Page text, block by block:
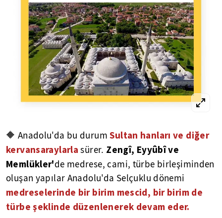
🔶 Anadolu'da bu durumSultan hanları ve diğer
kervansaraylarla sürer. Zengî, Eyyûbî ve
Memlükler'de medrese, cami, türbe birleşiminden
oluşan yapılar Anadolu'da Selçuklu dönemi
medreselerinde bir birim mescid, bir birim de
türbe şeklinde düzenlenerek devam eder.